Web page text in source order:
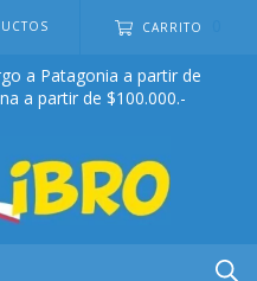
CARRITO
a Patagonia a partir de
a partir de $100.000.-